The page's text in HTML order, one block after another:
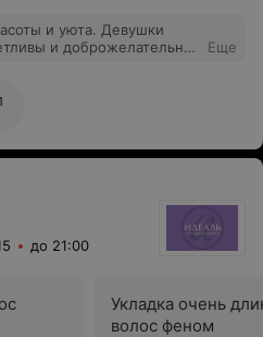
и уюта. Девушки
и доброжелательны.
Еще
до 21:00
Укладка очень
волос феном